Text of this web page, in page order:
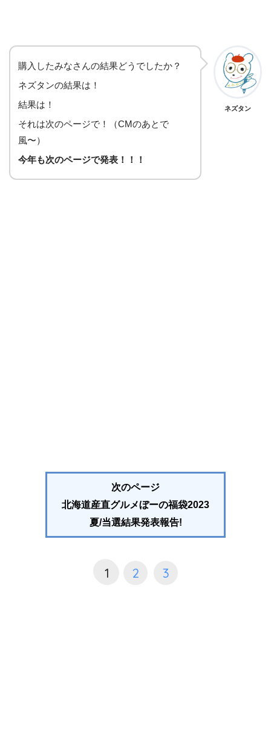
購入したみなさんの結果どうでしたか？
ネズタンの結果は！
結果は！
それは次のページで！（CMのあとで
風〜）
今年も次のページで発表！！！
ネズタン
次のページ
北海道産直グルメぼーの福袋2023
夏/当選結果発表報告!
1 2 3